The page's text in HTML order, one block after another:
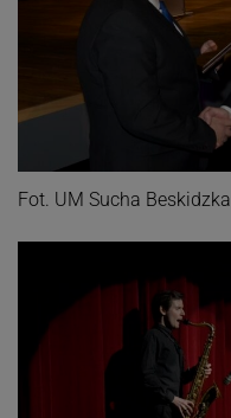
Fot. UM Sucha Beskidzka